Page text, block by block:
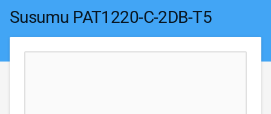
Susumu PAT1220-C-2DB-T5